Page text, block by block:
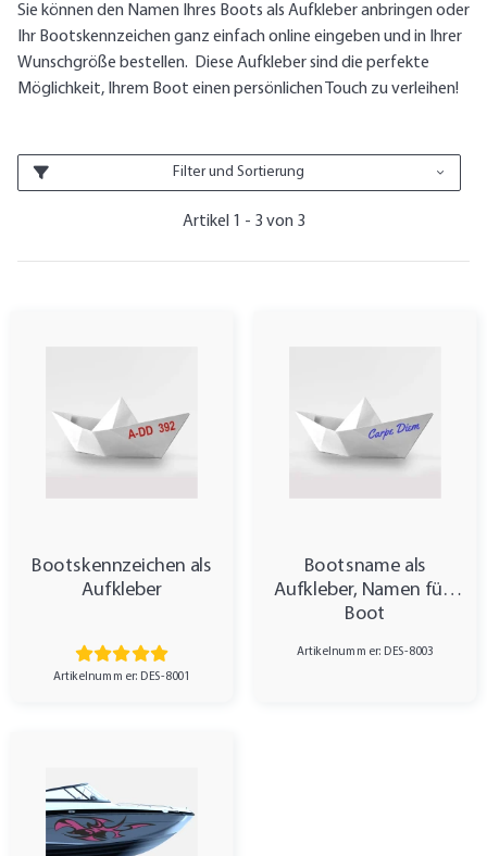
Sie können den Namen Ihres Boots als Aufkleber anbringen oder
Ihr Bootskennzeichen ganz einfach online eingeben und in Ihrer
Wunschgröße bestellen. Diese Aufkleber sind die perfekte
Möglichkeit, Ihrem Boot einen persönlichen Touch zu verleihen!
Filter und Sortierung
Artikel 1 - 3 von 3
Bootskennzeichen als
Aufkleber
Artikelnummer: DES-8001
Bootsname als
Aufkleber, Namen fürs
Boot
Artikelnummer: DES-8003